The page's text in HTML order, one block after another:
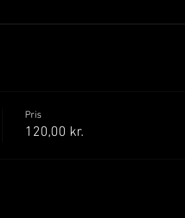
Pris
120,00 kr.